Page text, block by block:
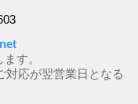
す。
対応が翌営業日となる